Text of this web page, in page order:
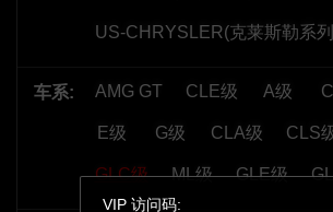
US-CHRYSLER(克莱斯勒系
车系: AMG GT CLE级 A级
E级 G级 CLA级 CLS
GLC级 ML级 GLE级
VIP 访问码: